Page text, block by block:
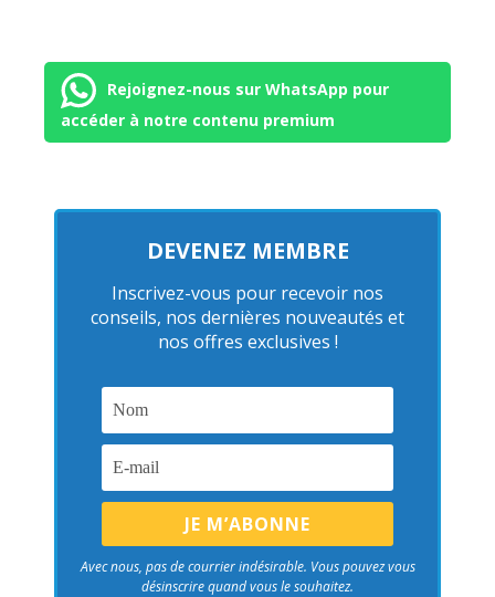
Rejoignez-nous sur WhatsApp pour
accéder à notre contenu premium
DEVENEZ MEMBRE
Inscrivez-vous pour recevoir nos
conseils, nos dernières nouveautés et
nos offres exclusives !
Avec nous, pas de courrier indésirable. Vous pouvez vous
désinscrire quand vous le souhaitez.